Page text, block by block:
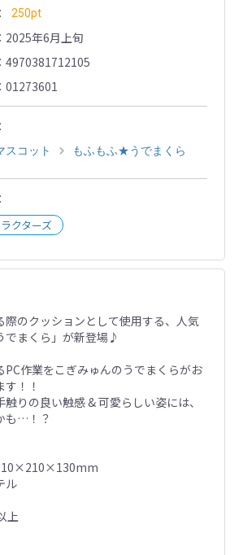
250pt
2025年6月上旬
4970381712105
01273601
スコット もふもふ★うでまくら
クターズ
際のクッションとして使用する、人気
まくら」が新登場♪
PC作業をこぎみゅんのうでまくらがお
！！
りの良い触感 & 可愛らしい姿には、
も…！？
ル
上